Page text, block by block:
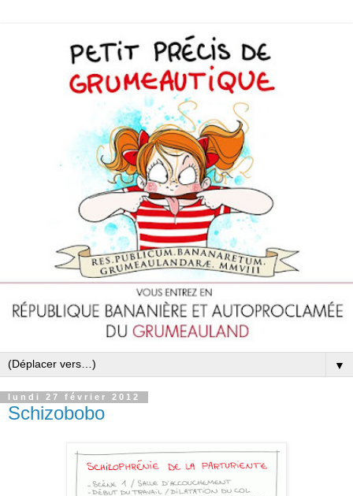
▼
lundi 27 février 2012
Schizobobo